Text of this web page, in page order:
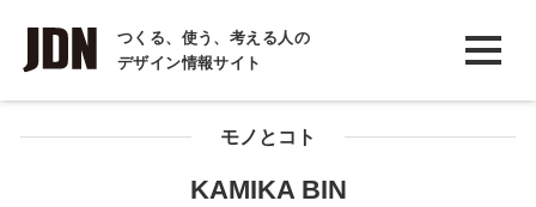
つくる、使う、考える人の
デザイン情報サイト
INTERVIEW
インタビュー
REPORT モノとコト
KAMIKA BIN